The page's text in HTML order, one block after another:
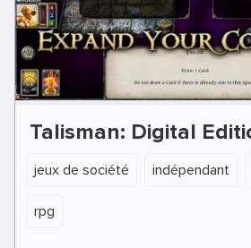
Talisman: Digital
jeux de société indépendant
rpg